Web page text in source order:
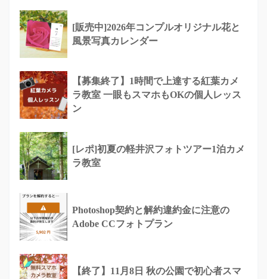
[販売中]2026年コンプルオリジナル花と
風景写真カレンダー
【募集終了】1時間で上達する紅葉カメ
ラ教室 一眼もスマホもOKの個人レッス
ン
[レポ]初夏の軽井沢フォトツアー1泊カメ
ラ教室
Photoshop契約と解約違約金に注意の
Adobe CCフォトプラン
【終了】11月8日 秋の公園で初心者スマ